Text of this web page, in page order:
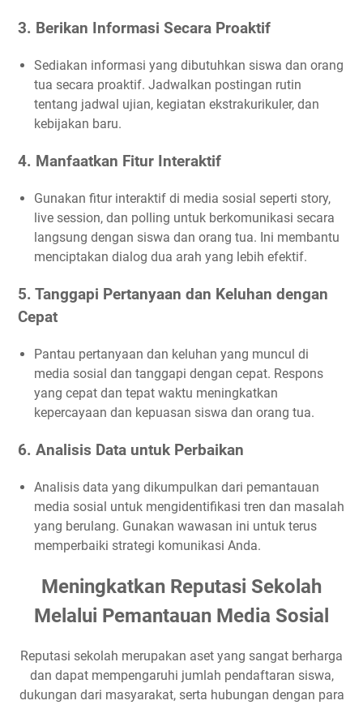
Contoh Nyata Studi Kasus: Coca-Cola dan Kampanye
2. Kecepatan Perubahan
Contoh Nyata Studi Kasus: Wendy’s dan Strategi Sosial
Media
Contoh Nyata Studi Kasus: Laporan Palsu pada
3. Berikan Informasi Secara Proaktif
Sediakan informasi yang dibutuhkan siswa dan orang
tua secara proaktif. Jadwalkan postingan rutin
tentang jadwal ujian, kegiatan ekstrakurikuler, dan
kebijakan baru.
4. Manfaatkan Fitur Interaktif
Gunakan fitur interaktif di media sosial seperti story,
live session, dan polling untuk berkomunikasi secara
langsung dengan siswa dan orang tua. Ini membantu
menciptakan dialog dua arah yang lebih efektif.
5. Tanggapi Pertanyaan dan Keluhan dengan
Cepat
Pantau pertanyaan dan keluhan yang muncul di
media sosial dan tanggapi dengan cepat. Respons
yang cepat dan tepat waktu meningkatkan
kepercayaan dan kepuasan siswa dan orang tua.
6. Analisis Data untuk Perbaikan
Analisis data yang dikumpulkan dari pemantauan
media sosial untuk mengidentifikasi tren dan masalah
yang berulang. Gunakan wawasan ini untuk terus
memperbaiki strategi komunikasi Anda.
Meningkatkan Reputasi Sekolah
Melalui Pemantauan Media Sosial
Reputasi sekolah merupakan aset yang sangat berharga
dan dapat mempengaruhi jumlah pendaftaran siswa,
dukungan dari masyarakat, serta hubungan dengan para